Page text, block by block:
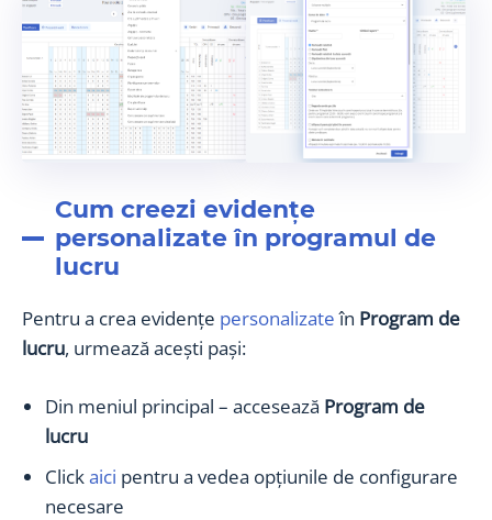
Cum creezi evidențe
personalizate în programul de
lucru
Pentru a crea evidențe personalizateîn Program de
lucru, urmează acești pași:
Din meniul principal – accesează Program de
lucru
Clickaici pentru a vedea opțiunile de configurare
necesare